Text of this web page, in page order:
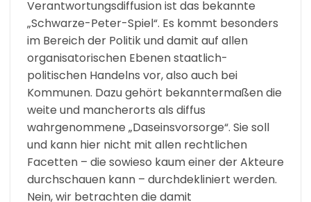
Verantwortungsdiffusion ist das bekannte
„Schwarze-Peter-Spiel“. Es kommt besonders
im Bereich der Politik und damit auf allen
organisatorischen Ebenen staatlich-
politischen Handelns vor, also auch bei
Kommunen. Dazu gehört bekanntermaßen die
weite und mancherorts als diffus
wahrgenommene „Daseinsvorsorge“. Sie soll
und kann hier nicht mit allen rechtlichen
Facetten – die sowieso kaum einer der Akteure
durchschauen kann – durchdekliniert werden.
Nein, wir betrachten die damit